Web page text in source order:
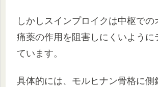
しかしスインプロイクは中枢での
痛薬の作用を阻害しにくいように
ています。
具体的には、モルヒナン骨格に側